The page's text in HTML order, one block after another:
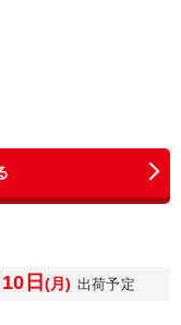
日 (月) 出荷予定